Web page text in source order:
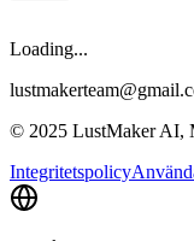
Loading...
© 2025 LustMaker AI,
Integritetspolicy